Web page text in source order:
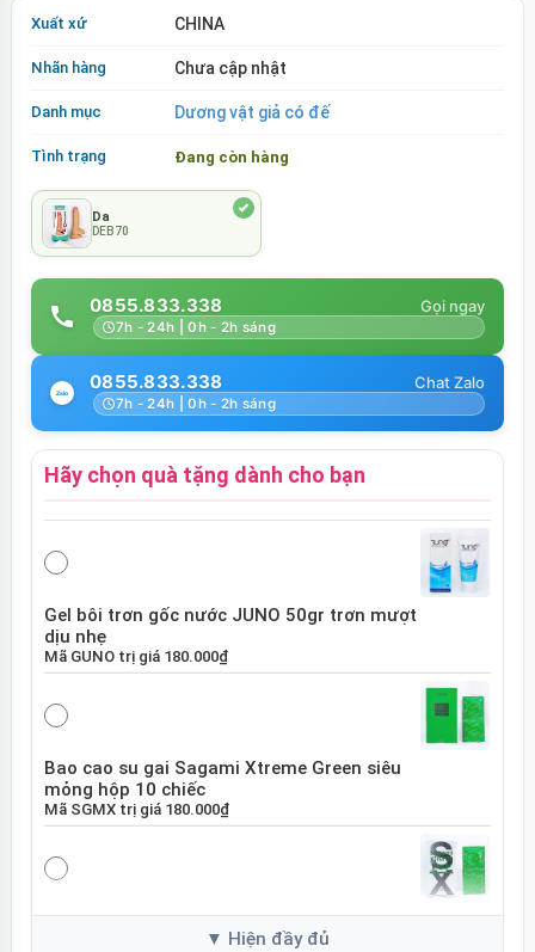
Xuất xứ CHINA
Nhãn hàng Chưa cập nhật
Danh mục Dương vật giả có đế
Tình trạng Đang còn hàng
Da
DEB70
0855.833.338
7h - 24h | 0h - 2h sáng
0855.833.338
7h - 24h | 0h - 2h sáng
Hãy chọn quà tặng dành cho bạn
Gel bôi trơn gốc nước JUNO 50gr trơn mượt
dịu nhẹ
Mã GUNOtrị giá 180.000₫
Bao cao su gai Sagami Xtreme Green siêu
mỏng hộp 10 chiếc
Mã SGMXtrị giá 180.000₫
Bao cao su Sagami Xtreme White Nhật Bản